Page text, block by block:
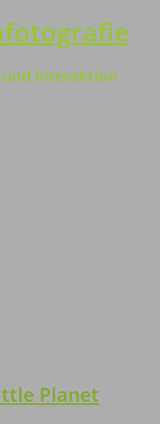
interaktion
Planet